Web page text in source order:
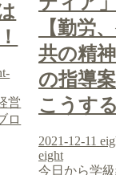
営
ロ
【勤労
共の精神
の指導
こうす
2021-12-11
eight
今日から学